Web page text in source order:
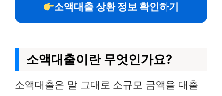
소액대출 상환 정보 확인하기
소액대출이란 무엇인가요?
소액대출은 말 그대로 소규모 금액을 대출